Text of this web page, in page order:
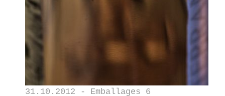
31.10.2012 - Emballages 6